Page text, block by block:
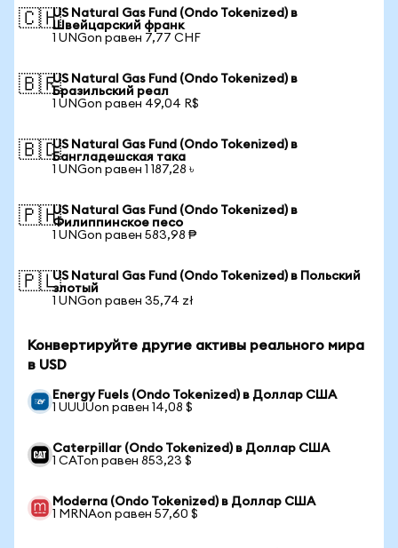
🇨🇭US Natural Gas Fund (Ondo Tokenized) в
Швейцарский франк
1 UNGon равен 7,77 CHF
🇧🇷US Natural Gas Fund (Ondo Tokenized) в
Бразильский реал
1 UNGon равен 49,04 R$
🇧🇩US Natural Gas Fund (Ondo Tokenized) в
Бангладешская така
1 UNGon равен 1 187,28 ৳
🇵🇭US Natural Gas Fund (Ondo Tokenized) в
Филиппинское песо
1 UNGon равен 583,98 ₱
🇵🇱US Natural Gas Fund (Ondo Tokenized) в Польский
злотый
1 UNGon равен 35,74 zł
Конвертируйте другие активы реального мира
в USD
Energy Fuels (Ondo Tokenized) в Доллар США
1 UUUUon равен 14,08 $
Caterpillar (Ondo Tokenized) в Доллар США
1 CATon равен 853,23 $
Moderna (Ondo Tokenized) в Доллар США
1 MRNAon равен 57,60 $